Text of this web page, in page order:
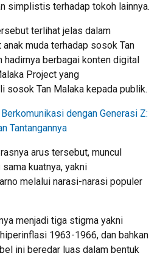
simplistis terhadap tokoh lainnya.
terlihat jelas dalam
muda terhadap sosok Tan
hadirnya berbagai konten digital
Project yang
sosok Tan Malaka kepada publik.
dengan Generasi Z:
Tantangannya
arus tersebut, muncul
kuatnya, yakni
melalui narasi-narasi populer
menjadi tiga stigma yakni
1963-1966, dan bahkan
ini beredar luas dalam bentuk